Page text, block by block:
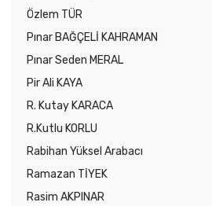
Özlem TÜR
Pınar BAĞÇELİ KAHRAMAN
Pınar Seden MERAL
Pir Ali KAYA
R. Kutay KARACA
R.Kutlu KORLU
Rabihan Yüksel Arabacı
Ramazan TİYEK
Rasim AKPINAR